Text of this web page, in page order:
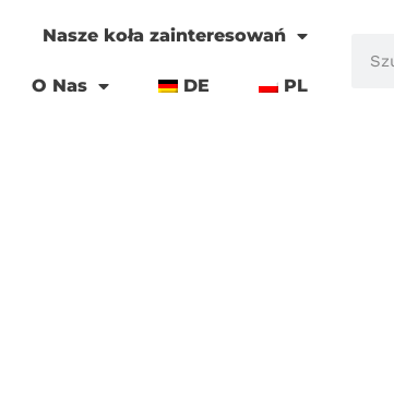
Nasze koła zainteresowań
O Nas DE PL